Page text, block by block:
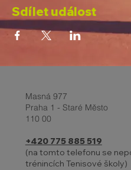
Sdílet událost
Masná 977
Praha 1 - Staré Město
110 00
+420 775 885 519
(na tomto telefonu se
trénincích Tenisové školy)